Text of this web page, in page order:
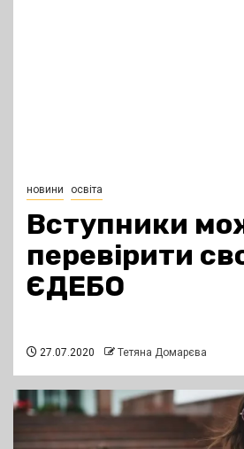
новини освіта
Вступники
перевірити
ЄДЕБО
27.07.2020 Тетяна Домарєва